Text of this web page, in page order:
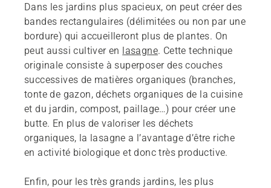
Dans les jardins plus spacieux, on peut créer des
bandes rectangulaires (délimitées ou non par une
bordure) qui accueilleront plus de plantes. On
peut aussi cultiver en lasagne. Cette technique
originale consiste à superposer des couches
successives de matières organiques (branches,
tonte de gazon, déchets organiques de la cuisine
et du jardin, compost, paillage…) pour créer une
butte. En plus de valoriser les déchets
organiques, la lasagne a l’avantage d’être riche
en activité biologique et donc très productive.
Enfin, pour les très grands jardins, les plus